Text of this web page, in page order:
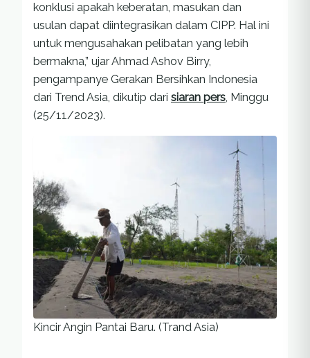
konklusi apakah keberatan, masukan dan
usulan dapat diintegrasikan dalam CIPP. Hal ini
untuk mengusahakan pelibatan yang lebih
bermakna,” ujar Ahmad Ashov Birry,
pengampanye Gerakan Bersihkan Indonesia
dari Trend Asia, dikutip dari siaran pers, Minggu
(25/11/2023).
Kincir Angin Pantai Baru. (Trand Asia)